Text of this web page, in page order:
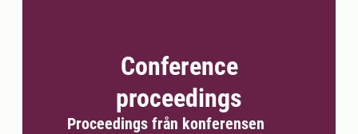
Conference
proceedings
Proceedings från konferensen